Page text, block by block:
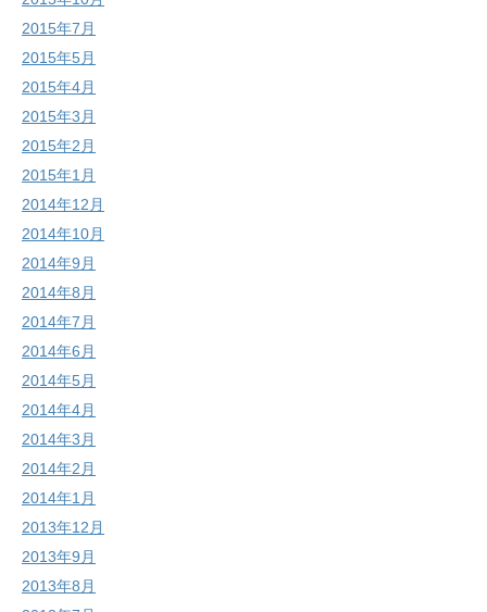
2015年7月
2015年5月
2015年4月
2015年3月
2015年2月
2015年1月
2014年12月
2014年10月
2014年9月
2014年8月
2014年7月
2014年6月
2014年5月
2014年4月
2014年3月
2014年2月
2014年1月
2013年12月
2013年9月
2013年8月